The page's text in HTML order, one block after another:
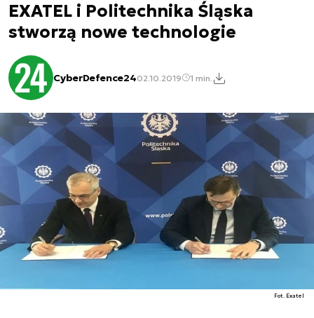
EXATEL i Politechnika Śląska
stworzą nowe technologie
CyberDefence2402.10.2019 1 min.
Fot. Exatel